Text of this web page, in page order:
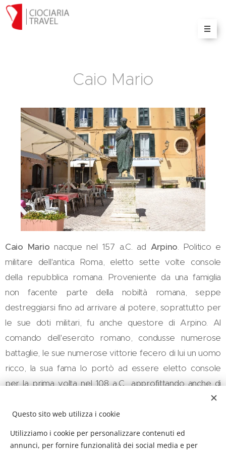
Caio Mario
Caio Mario nacque nel 157 a.C. ad Arpino. Politico e
militare dell'antica Roma, eletto sette volte console
della repubblica romana. Proveniente da una famiglia
non facente parte della nobiltà romana, seppe
destreggiarsi fino ad arrivare al potere, soprattutto per
le sue doti militari, fu anche questore di Arpino. Al
comando dell'esercito romano, condusse numerose
battaglie, le sue numerose vittorie fecero di lui un uomo
ricco, la sua fama lo portò ad essere eletto console
per la prima volta nel 108 a.C., approfittando anche di
un'allora nobiltà corrotta e incapace. Realizzò una serie
di riforme militari, tra cui quella del reclutamento dei
militari romani anche dalle classi meno abbienti. I suoi
ideali politici appoggiavano la plebe, ma venne in
Questo sito web utilizza i cookie
Utilizziamo i cookie per personalizzare contenuti ed
annunci, per fornire funzionalità dei social media e per